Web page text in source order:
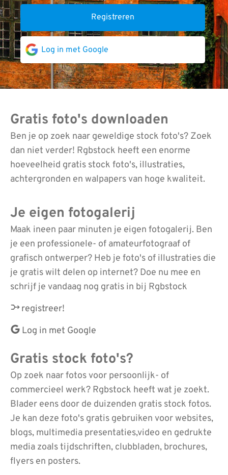
Registreren
Log in met Google
Gratis foto's downloaden
Ben je op zoek naar geweldige stock foto's? Zoek
dan niet verder! Rgbstock heeft een enorme
hoeveelheid gratis stock foto's, illustraties,
achtergronden en walpapers van hoge kwaliteit.
Je eigen fotogalerij
Maak ineen paar minuten je eigen fotogalerij. Ben
je een professionele- of amateurfotograaf of
grafisch ontwerper? Heb je foto's of illustraties die
je gratis wilt delen op internet? Doe nu mee en
schrijf je vandaag nog gratis in bij Rgbstock
registreer!
Log in met Google
Gratis stock foto's?
Op zoek naar fotos voor persoonlijk- of
commercieel werk? Rgbstock heeft wat je zoekt.
Blader eens door de duizenden gratis stock fotos.
Je kan deze foto's gratis gebruiken voor websites,
blogs, multimedia presentaties,video en gedrukte
media zoals tijdschriften, clubbladen, brochures,
flyers en posters.